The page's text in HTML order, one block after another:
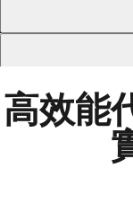
數據中心IPv6代理
新一代代理，專為現代
高效能